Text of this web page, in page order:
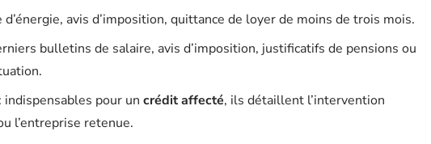
d’énergie, avis d’imposition, quittance de loyer de moins de trois mois.
bulletins de salaire, avis d’imposition, justificatifs de pensions ou
: indispensables pour un crédit affecté, ils détaillent l’intervention
l’entreprise retenue.